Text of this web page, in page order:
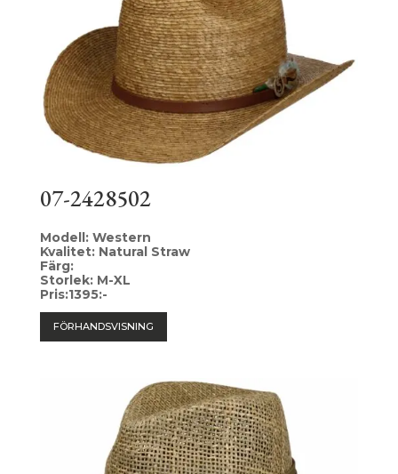
07-2428502
Modell: Western
Kvalitet: Natural Straw
Färg:
Storlek: M-XL
Pris:1395:-
FÖRHANDSVISNING